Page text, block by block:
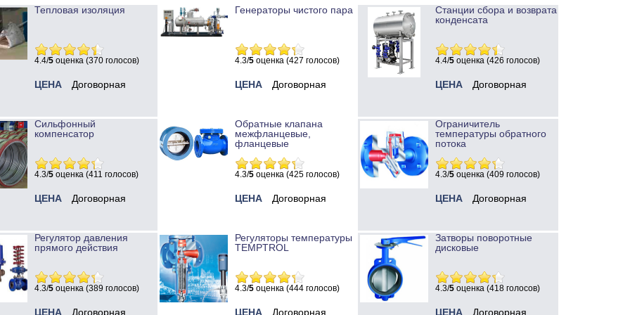
Тепловая изоляция
4.4/5 оценка (370 голосов)
ЦЕНА Договорная
Генераторы чистого пара
4.3/5 оценка (427 голосов)
ЦЕНА Договорная
Станции сбора и возврата
конденсата
4.4/5 оценка (426 голосов)
ЦЕНА Договорная
Сильфонный
компенсатор
4.3/5 оценка (411 голосов)
ЦЕНА Договорная
Обратные клапана
межфланцевые,
фланцевые
4.3/5 оценка (425 голосов)
ЦЕНА Договорная
Ограничитель
температуры обратного
потока
4.3/5 оценка (409 голосов)
ЦЕНА Договорная
Регулятор давления
прямого действия
4.3/5 оценка (389 голосов)
ЦЕНА Договорная
Регуляторы температуры
TEMPTROL
4.3/5 оценка (444 голосов)
ЦЕНА Договорная
Затворы поворотные
дисковые
4.3/5 оценка (418 голосов)
ЦЕНА Договорная